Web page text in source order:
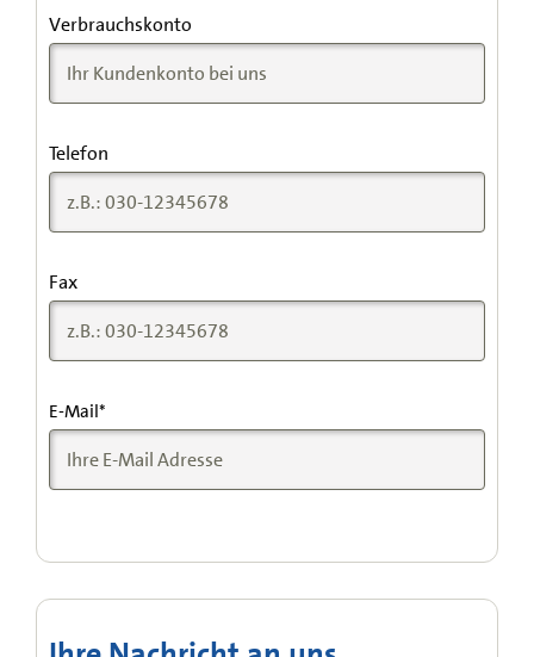
Verbrauchskonto
Telefon
Fax
E-Mail*